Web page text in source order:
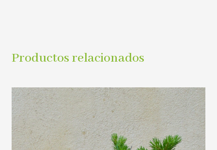
Productos relacionados